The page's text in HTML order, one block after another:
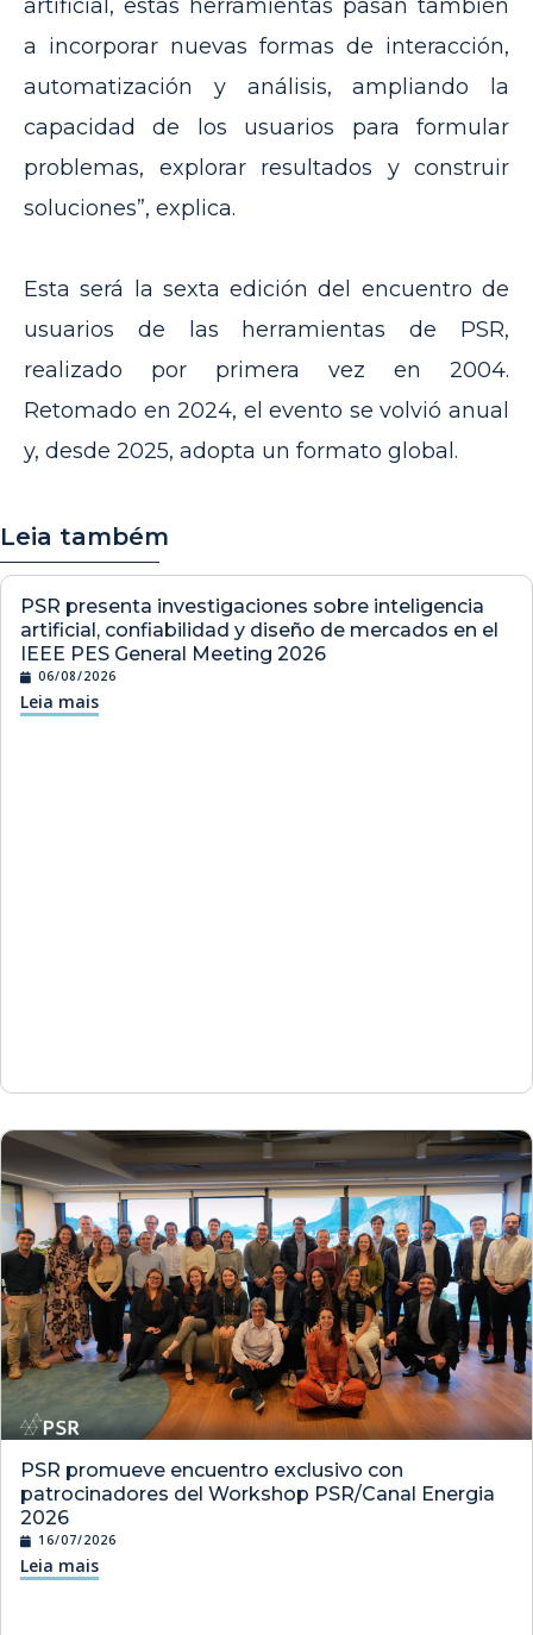
artificial, estas herramientas pasan también
a incorporar nuevas formas de interacción,
automatización y análisis, ampliando la
capacidad de los usuarios para formular
problemas, explorar resultados y construir
soluciones”, explica.
Esta será la sexta edición del encuentro de
usuarios de las herramientas de PSR,
realizado por primera vez en 2004.
Retomado en 2024, el evento se volvió anual
y, desde 2025, adopta un formato global.
Leia também
PSR presenta investigaciones sobre inteligencia
artificial, confiabilidad y diseño de mercados en el
IEEE PES General Meeting 2026
06/08/2026
Leia mais
PSR promueve encuentro exclusivo con
patrocinadores del Workshop PSR/Canal Energia
2026
16/07/2026
Leia mais